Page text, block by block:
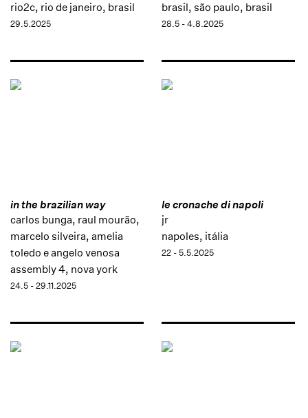
rio2c, rio de janeiro, brasil
29.5.2025
brasil, são paulo, brasil
28.5 - 4.8.2025
in the brazilian way
carlos bunga, raul mourão,
marcelo silveira, amelia
toledo e angelo venosa
assembly 4, nova york
24.5 - 29.11.2025
le cronache di napoli
jr
napoles, itália
22 - 5.5.2025